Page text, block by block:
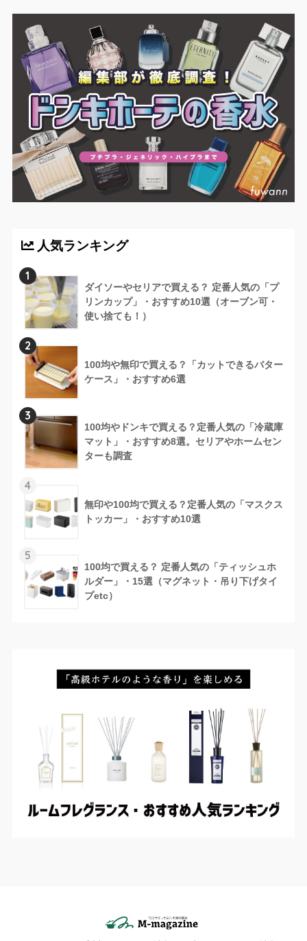
人気ランキング
1
ダイソーやセリアで買える？ 定番人気の「プ
リンカップ」・おすすめ10選（オーブン可・
使い捨ても！）
2
100均や無印で買える？「カットできるバター
ケース」・おすすめ6選
3
100均やドンキで買える？定番人気の「冷蔵庫
マット」・おすすめ8選。セリアやホームセン
ターも調査
4
無印や100均で買える？定番人気の「マスクス
トッカー」・おすすめ10選
5
100均で買える？ 定番人気の「ティッシュホ
ルダー」・15選（マグネット・吊り下げタイ
プetc）